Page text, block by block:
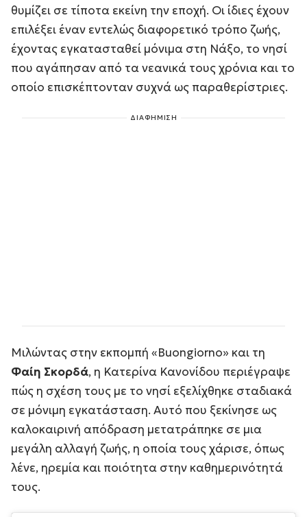
θυμίζει σε τίποτα εκείνη την εποχή. Οι ίδιες έχουν
επιλέξει έναν εντελώς διαφορετικό τρόπο ζωής,
έχοντας εγκατασταθεί μόνιμα στη Νάξο, το νησί
που αγάπησαν από τα νεανικά τους χρόνια και το
οποίο επισκέπτονταν συχνά ως παραθερίστριες.
ΔΙΑΦΗΜΙΣΗ
Μιλώντας στην εκπομπή «Buongiorno» και τη
Φαίη Σκορδά, η Κατερίνα Κανονίδου περιέγραψε
πώς η σχέση τους με το νησί εξελίχθηκε σταδιακά
σε μόνιμη εγκατάσταση. Αυτό που ξεκίνησε ως
καλοκαιρινή απόδραση μετατράπηκε σε μια
μεγάλη αλλαγή ζωής, η οποία τους χάρισε, όπως
λένε, ηρεμία και ποιότητα στην καθημερινότητά
τους.